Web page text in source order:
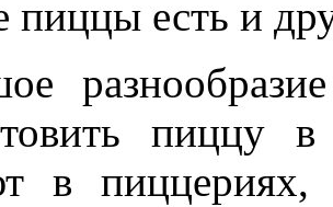
пиццы есть и
пиццу
в пиццериях,